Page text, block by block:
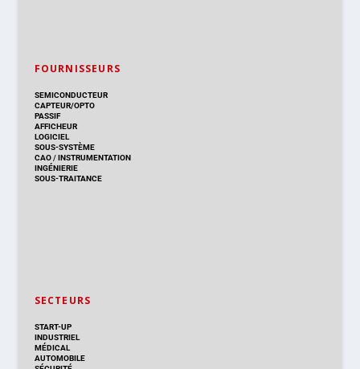
FOURNISSEURS
SEMICONDUCTEUR
CAPTEUR/OPTO
PASSIF
AFFICHEUR
LOGICIEL
SOUS-SYSTÈME
CAO/INSTRUMENTATION
INGÉNIERIE
SOUS-TRAITANCE
SECTEURS
START-UP
INDUSTRIEL
MÉDICAL
AUTOMOBILE